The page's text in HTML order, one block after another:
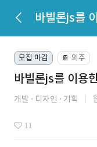
모집 마감 📔 외주
바빌론js를 이용
개발 디자인 기획
11